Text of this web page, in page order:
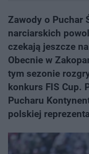
Zawody o Puchar
narciarskich
czekają jeszcze
Obecnie w
tym sezonie
konkurs FIS Cup.
Pucharu
polskiej